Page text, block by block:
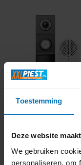
Toestemming
Deze website
We gebruiken
personaliseren, om
Direct beschikbaar